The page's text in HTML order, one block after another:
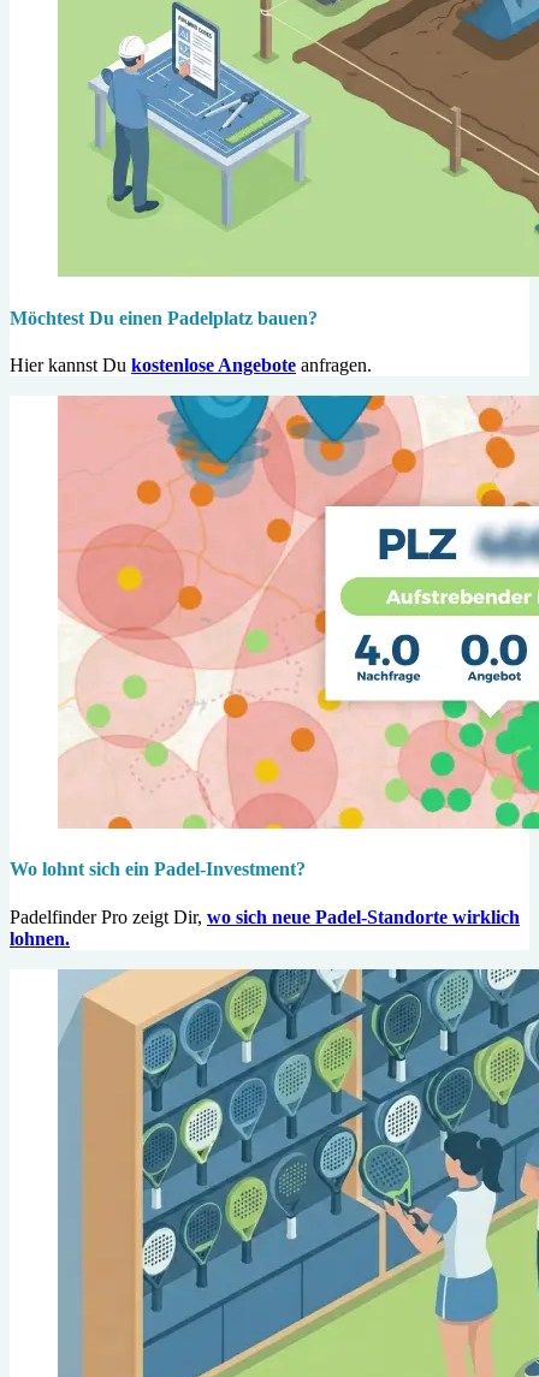
Möchtest Du einen Padelplatz bauen?
Hier kannst Du kostenlose Angebote anfragen.
Wo lohnt sich ein Padel-Investment?
Padelfinder Pro zeigt Dir, wo sich neue Padel-Standorte wirklich
lohnen.